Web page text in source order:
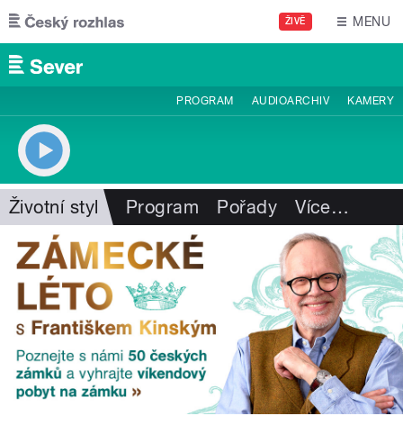
Přejít k hlavnímu obsahu
ŽIVĚ MENU
PROGRAM AUDIOARCHIV KAMERY
Životní styl Program Pořady Více…